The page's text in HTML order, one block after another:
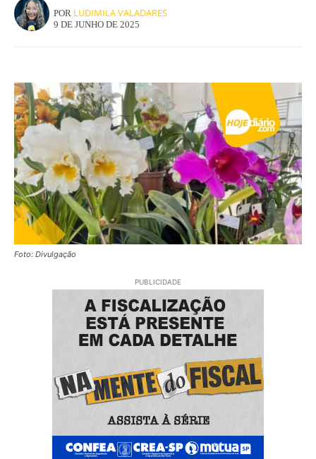
POR LUDIMILA VALADARES
9 DE JUNHO DE 2025
Foto: Divulgação
PUBLICIDADE